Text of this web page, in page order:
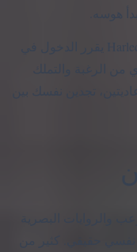
الرغبة والتملك
تجدين نفسك بين